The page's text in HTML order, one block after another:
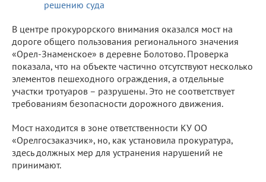
В центре прокурорского внимания оказался мост на
дороге общего пользования регионального значения
«Орел-Знаменское» в деревне Болотово. Проверка
показала, что на объекте частично отсутствуют несколько
элементов пешеходного ограждения, а отдельные
участки тротуаров – разрушены. Это не соответствует
требованиям безопасности дорожного движения.
Мост находится в зоне ответственности КУ ОО
«Орелгосзаказчик», но, как установила прокуратура,
здесь должных мер для устранения нарушений не
принимают.